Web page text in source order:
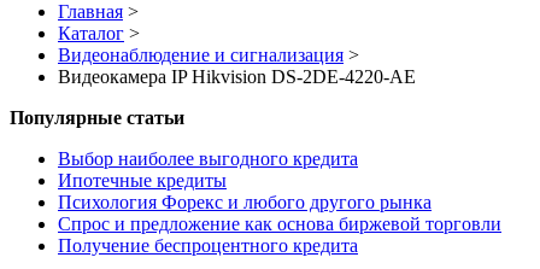
Главная >
Каталог >
Видеонаблюдение и сигнализация >
Видеокамера IP Hikvision DS-2DE-4220-AE
Популярные статьи
Выбор наиболее выгодного кредита
Ипотечные кредиты
Психология Форекс и любого другого рынка
Спрос и предложение как основа биржевой торговли
Получение беспроцентного кредита